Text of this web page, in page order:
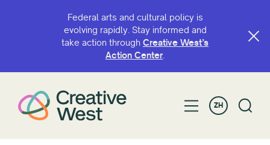
Federal arts and cultural policy is
evolving rapidly. Stay informed and
take action through Creative West’s
Action Center.
ZH